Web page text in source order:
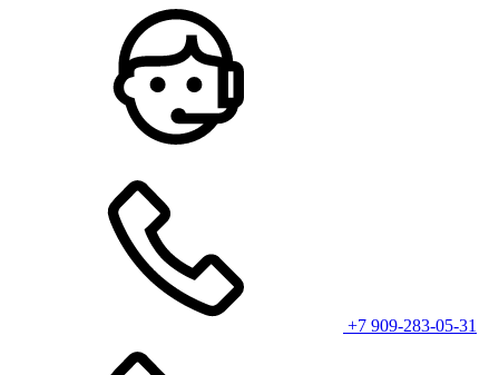
+7 909-283-05-31